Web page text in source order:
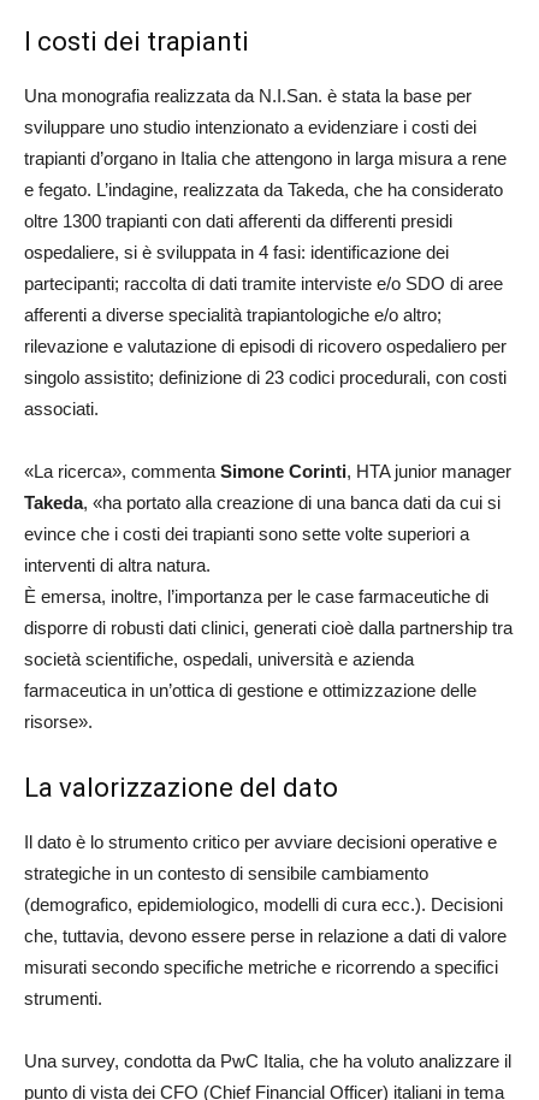
I costi dei trapianti
Una monografia realizzata da N.I.San. è stata la base per
sviluppare uno studio intenzionato a evidenziare i costi dei
trapianti d’organo in Italia che attengono in larga misura a rene
e fegato. L’indagine, realizzata da Takeda, che ha considerato
oltre 1300 trapianti con dati afferenti da differenti presidi
ospedaliere, si è sviluppata in 4 fasi: identificazione dei
partecipanti; raccolta di dati tramite interviste e/o SDO di aree
afferenti a diverse specialità trapiantologiche e/o altro;
rilevazione e valutazione di episodi di ricovero ospedaliero per
singolo assistito; definizione di 23 codici procedurali, con costi
associati.
«La ricerca», commenta Simone Corinti, HTA junior manager
Takeda, «ha portato alla creazione di una banca dati da cui si
evince che i costi dei trapianti sono sette volte superiori a
interventi di altra natura.
È emersa, inoltre, l’importanza per le case farmaceutiche di
disporre di robusti dati clinici, generati cioè dalla partnership tra
società scientifiche, ospedali, università e azienda
farmaceutica in un’ottica di gestione e ottimizzazione delle
risorse».
La valorizzazione del dato
Il dato è lo strumento critico per avviare decisioni operative e
strategiche in un contesto di sensibile cambiamento
(demografico, epidemiologico, modelli di cura ecc.). Decisioni
che, tuttavia, devono essere perse in relazione a dati di valore
misurati secondo specifiche metriche e ricorrendo a specifici
strumenti.
Una survey, condotta da PwC Italia, che ha voluto analizzare il
punto di vista dei CFO (Chief Financial Officer) italiani in tema